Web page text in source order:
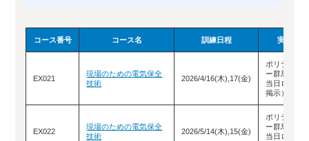
コース番号 コース名 訓練日程 実施場所
EX021
現場のための電気保全
技術
2026/4/16(木),17(金)
ポリテクセ
ー群馬（教
当日ロビー
掲示）
EX022
現場のための電気保全
技術
2026/5/14(木),15(金)
ポリテクセ
ー群馬（教
当日ロビー